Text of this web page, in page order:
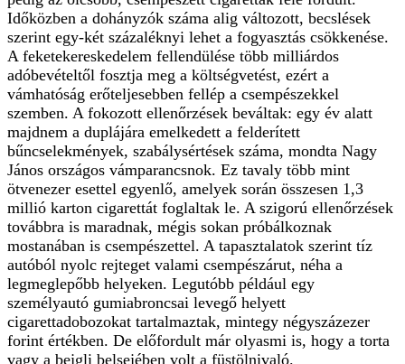
Időközben a dohányzók száma alig változott, becslések
szerint egy-két százaléknyi lehet a fogyasztás csökkenése.
A feketekereskedelem fellendülése több milliárdos
adóbevételtől fosztja meg a költségvetést, ezért a
vámhatóság erőteljesebben fellép a csempészekkel
szemben. A fokozott ellenőrzések beváltak: egy év alatt
majdnem a duplájára emelkedett a felderített
bűncselekmények, szabálysértések száma, mondta Nagy
János országos vámparancsnok. Ez tavaly több mint
ötvenezer esettel egyenlő, amelyek során összesen 1,3
millió karton cigarettát foglaltak le. A szigorú ellenőrzések
továbbra is maradnak, mégis sokan próbálkoznak
mostanában is csempészettel. A tapasztalatok szerint tíz
autóból nyolc rejteget valami csempészárut, néha a
legmeglepőbb helyeken. Legutóbb például egy
személyautó gumiabroncsai levegő helyett
cigarettadobozokat tartalmaztak, mintegy négyszázezer
forint értékben. De előfordult már olyasmi is, hogy a torta
vagy a bejgli belsejében volt a füstölnivaló.